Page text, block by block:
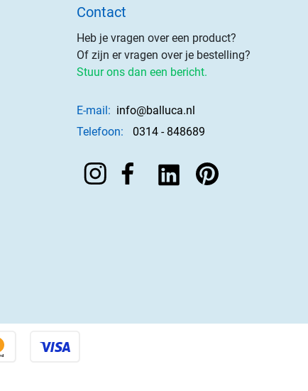
Contact
Heb je vragen over een product?
Of zijn er vragen over je bestelling?
Stuur ons dan een bericht.
E-mail: info@balluca.nl
Telefoon:
0314 - 848689